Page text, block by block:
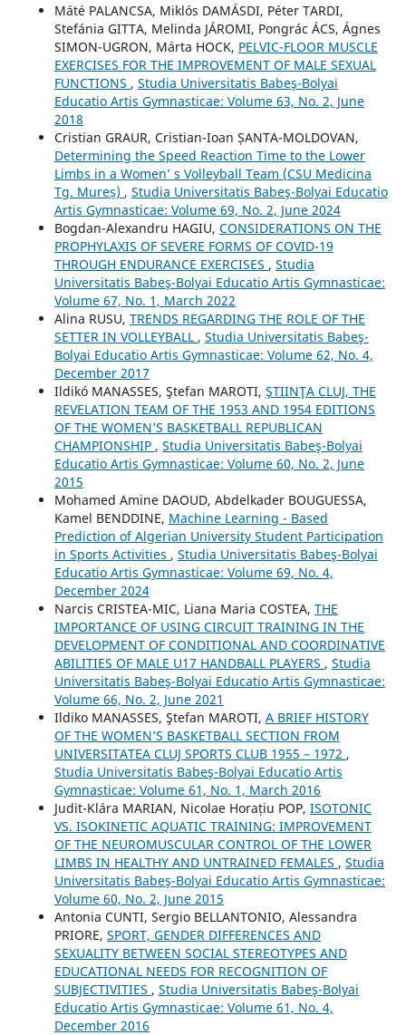
Máté PALANCSA, Miklós DAMÁSDI, Péter TARDI,
Stefánia GITTA, Melinda JÁROMI, Pongrác ÁCS, Ágnes
SIMON-UGRON, Márta HOCK, PELVIC-FLOOR MUSCLE
EXERCISES FOR THE IMPROVEMENT OF MALE SEXUAL
FUNCTIONS , Studia Universitatis Babeş-Bolyai
Educatio Artis Gymnasticae: Volume 63, No. 2, June
2018
Cristian GRAUR, Cristian-Ioan ȘANTA-MOLDOVAN,
Determining the Speed Reaction Time to the Lower
Limbs in a Women’ s Volleyball Team (CSU Medicina
Tg. Mureș) , Studia Universitatis Babeş-Bolyai Educatio
Artis Gymnasticae: Volume 69, No. 2, June 2024
Bogdan-Alexandru HAGIU, CONSIDERATIONS ON THE
PROPHYLAXIS OF SEVERE FORMS OF COVID-19
THROUGH ENDURANCE EXERCISES , Studia
Universitatis Babeş-Bolyai Educatio Artis Gymnasticae:
Volume 67, No. 1, March 2022
Alina RUSU, TRENDS REGARDING THE ROLE OF THE
SETTER IN VOLLEYBALL , Studia Universitatis Babeş-
Bolyai Educatio Artis Gymnasticae: Volume 62, No. 4,
December 2017
Ildikó MANASSES, Ştefan MAROTI, ŞTIINŢA CLUJ, THE
REVELATION TEAM OF THE 1953 AND 1954 EDITIONS
OF THE WOMEN’S BASKETBALL REPUBLICAN
CHAMPIONSHIP , Studia Universitatis Babeş-Bolyai
Educatio Artis Gymnasticae: Volume 60, No. 2, June
2015
Mohamed Amine DAOUD, Abdelkader BOUGUESSA,
Kamel BENDDINE, Machine Learning - Based
Prediction of Algerian University Student Participation
in Sports Activities , Studia Universitatis Babeş-Bolyai
Educatio Artis Gymnasticae: Volume 69, No. 4,
December 2024
Narcis CRISTEA-MIC, Liana Maria COSTEA, THE
IMPORTANCE OF USING CIRCUIT TRAINING IN THE
DEVELOPMENT OF CONDITIONAL AND COORDINATIVE
ABILITIES OF MALE U17 HANDBALL PLAYERS , Studia
Universitatis Babeş-Bolyai Educatio Artis Gymnasticae:
Volume 66, No. 2, June 2021
Ildiko MANASSES, Ştefan MAROTI, A BRIEF HISTORY
OF THE WOMEN’S BASKETBALL SECTION FROM
UNIVERSITATEA CLUJ SPORTS CLUB 1955 – 1972 ,
Studia Universitatis Babeş-Bolyai Educatio Artis
Gymnasticae: Volume 61, No. 1, March 2016
Judit-Klára MARIAN, Nicolae Horațiu POP, ISOTONIC
VS. ISOKINETIC AQUATIC TRAINING: IMPROVEMENT
OF THE NEUROMUSCULAR CONTROL OF THE LOWER
LIMBS IN HEALTHY AND UNTRAINED FEMALES , Studia
Universitatis Babeş-Bolyai Educatio Artis Gymnasticae:
Volume 60, No. 2, June 2015
Antonia CUNTI, Sergio BELLANTONIO, Alessandra
PRIORE, SPORT, GENDER DIFFERENCES AND
SEXUALITY BETWEEN SOCIAL STEREOTYPES AND
EDUCATIONAL NEEDS FOR RECOGNITION OF
SUBJECTIVITIES , Studia Universitatis Babeş-Bolyai
Educatio Artis Gymnasticae: Volume 61, No. 4,
December 2016